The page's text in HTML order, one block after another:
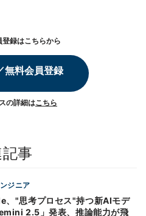
録はこちらから
無料会員登録
の詳細はこちら
事
ジニア
、"思考プロセス"持つ新AIモデ
2.5」発表、推論能力が飛